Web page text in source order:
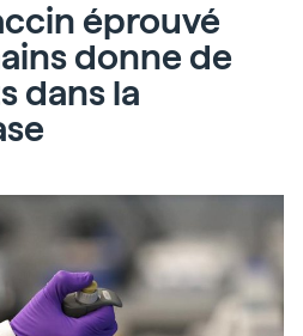
éprouvé
donne de
dans la